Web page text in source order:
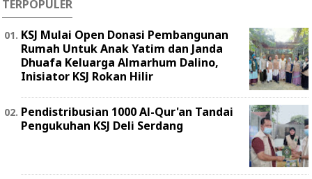
TERPOPULER
KSJ Mulai Open Donasi Pembangunan
Rumah Untuk Anak Yatim dan Janda
Dhuafa Keluarga Almarhum Dalino,
Inisiator KSJ Rokan Hilir
Pendistribusian 1000 Al-Qur'an Tandai
Pengukuhan KSJ Deli Serdang